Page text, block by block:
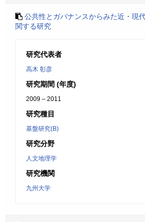
公共性とガバナンスからみた近・現
関する研究
研究代表者
高木 彰彦
研究期間 (年度)
2009 – 2011
研究種目
基盤研究(B)
研究分野
人文地理学
研究機関
九州大学